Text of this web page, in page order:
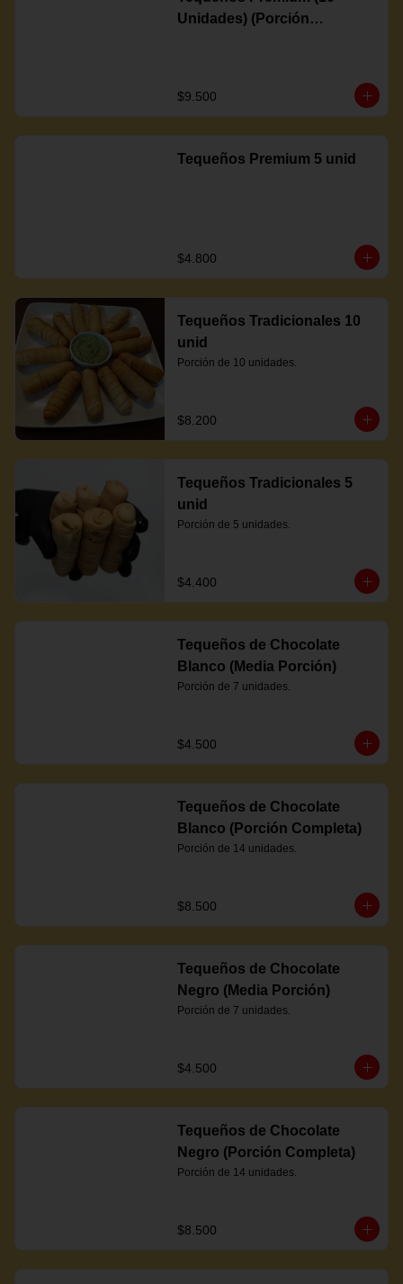
Unidades) (Porción
$9.500
Tequeños Premium 5 unid
$4.800
Tequeños Tradicionales 10
unid
Porción de 10 unidades.
$8.200
Tequeños Tradicionales 5
unid
Porción de 5 unidades.
$4.400
Tequeños de Chocolate
Blanco (Media Porción)
Porción de 7 unidades.
$4.500
Tequeños de Chocolate
Blanco (Porción Completa)
Porción de 14 unidades.
$8.500
Tequeños de Chocolate
Negro (Media Porción)
Porción de 7 unidades.
$4.500
Tequeños de Chocolate
Negro (Porción Completa)
Porción de 14 unidades.
$8.500